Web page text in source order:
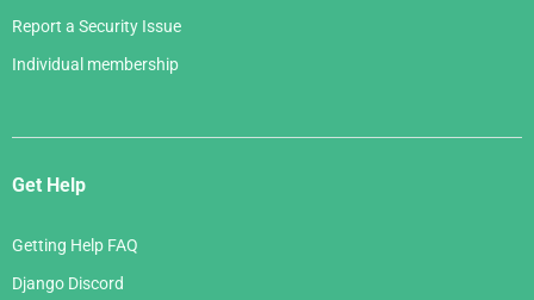
Report a Security Issue
Individual membership
Get Help
Getting Help FAQ
Django Discord